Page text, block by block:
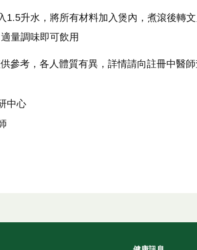
1.5升水，將所有材料加入煲內，煮滾後轉
量調味即可飲用
參考，各人體質有異，詳情請向註冊中醫
中心